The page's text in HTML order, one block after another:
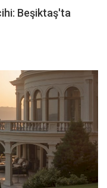
Beşiktaş'ta